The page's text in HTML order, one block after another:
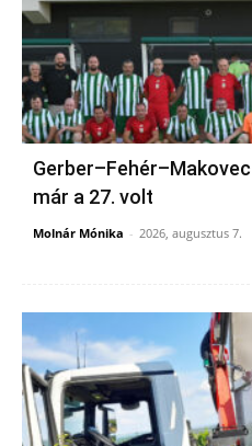
már a 27. volt
Molnár Mónika - 2026, augusztus 7.